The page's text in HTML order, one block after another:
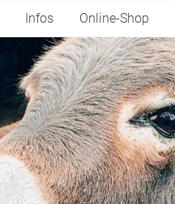
Infos Online-Shop